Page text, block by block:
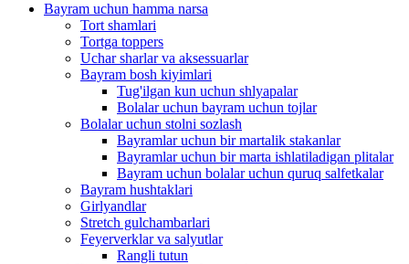
Bayram uchun hamma narsa
Tort shamlari
Tortga toppers
Uchar sharlar va aksessuarlar
Bayram bosh kiyimlari
Tug'ilgan kun uchun shlyapalar
Bolalar uchun bayram uchun tojlar
Bolalar uchun stolni sozlash
Bayramlar uchun bir martalik stakanlar
Bayramlar uchun bir marta ishlatiladigan plitalar
Bayram uchun bolalar uchun quruq salfetkalar
Bayram hushtaklari
Girlyandlar
Stretch gulchambarlari
Feyerverklar va salyutlar
Rangli tutun